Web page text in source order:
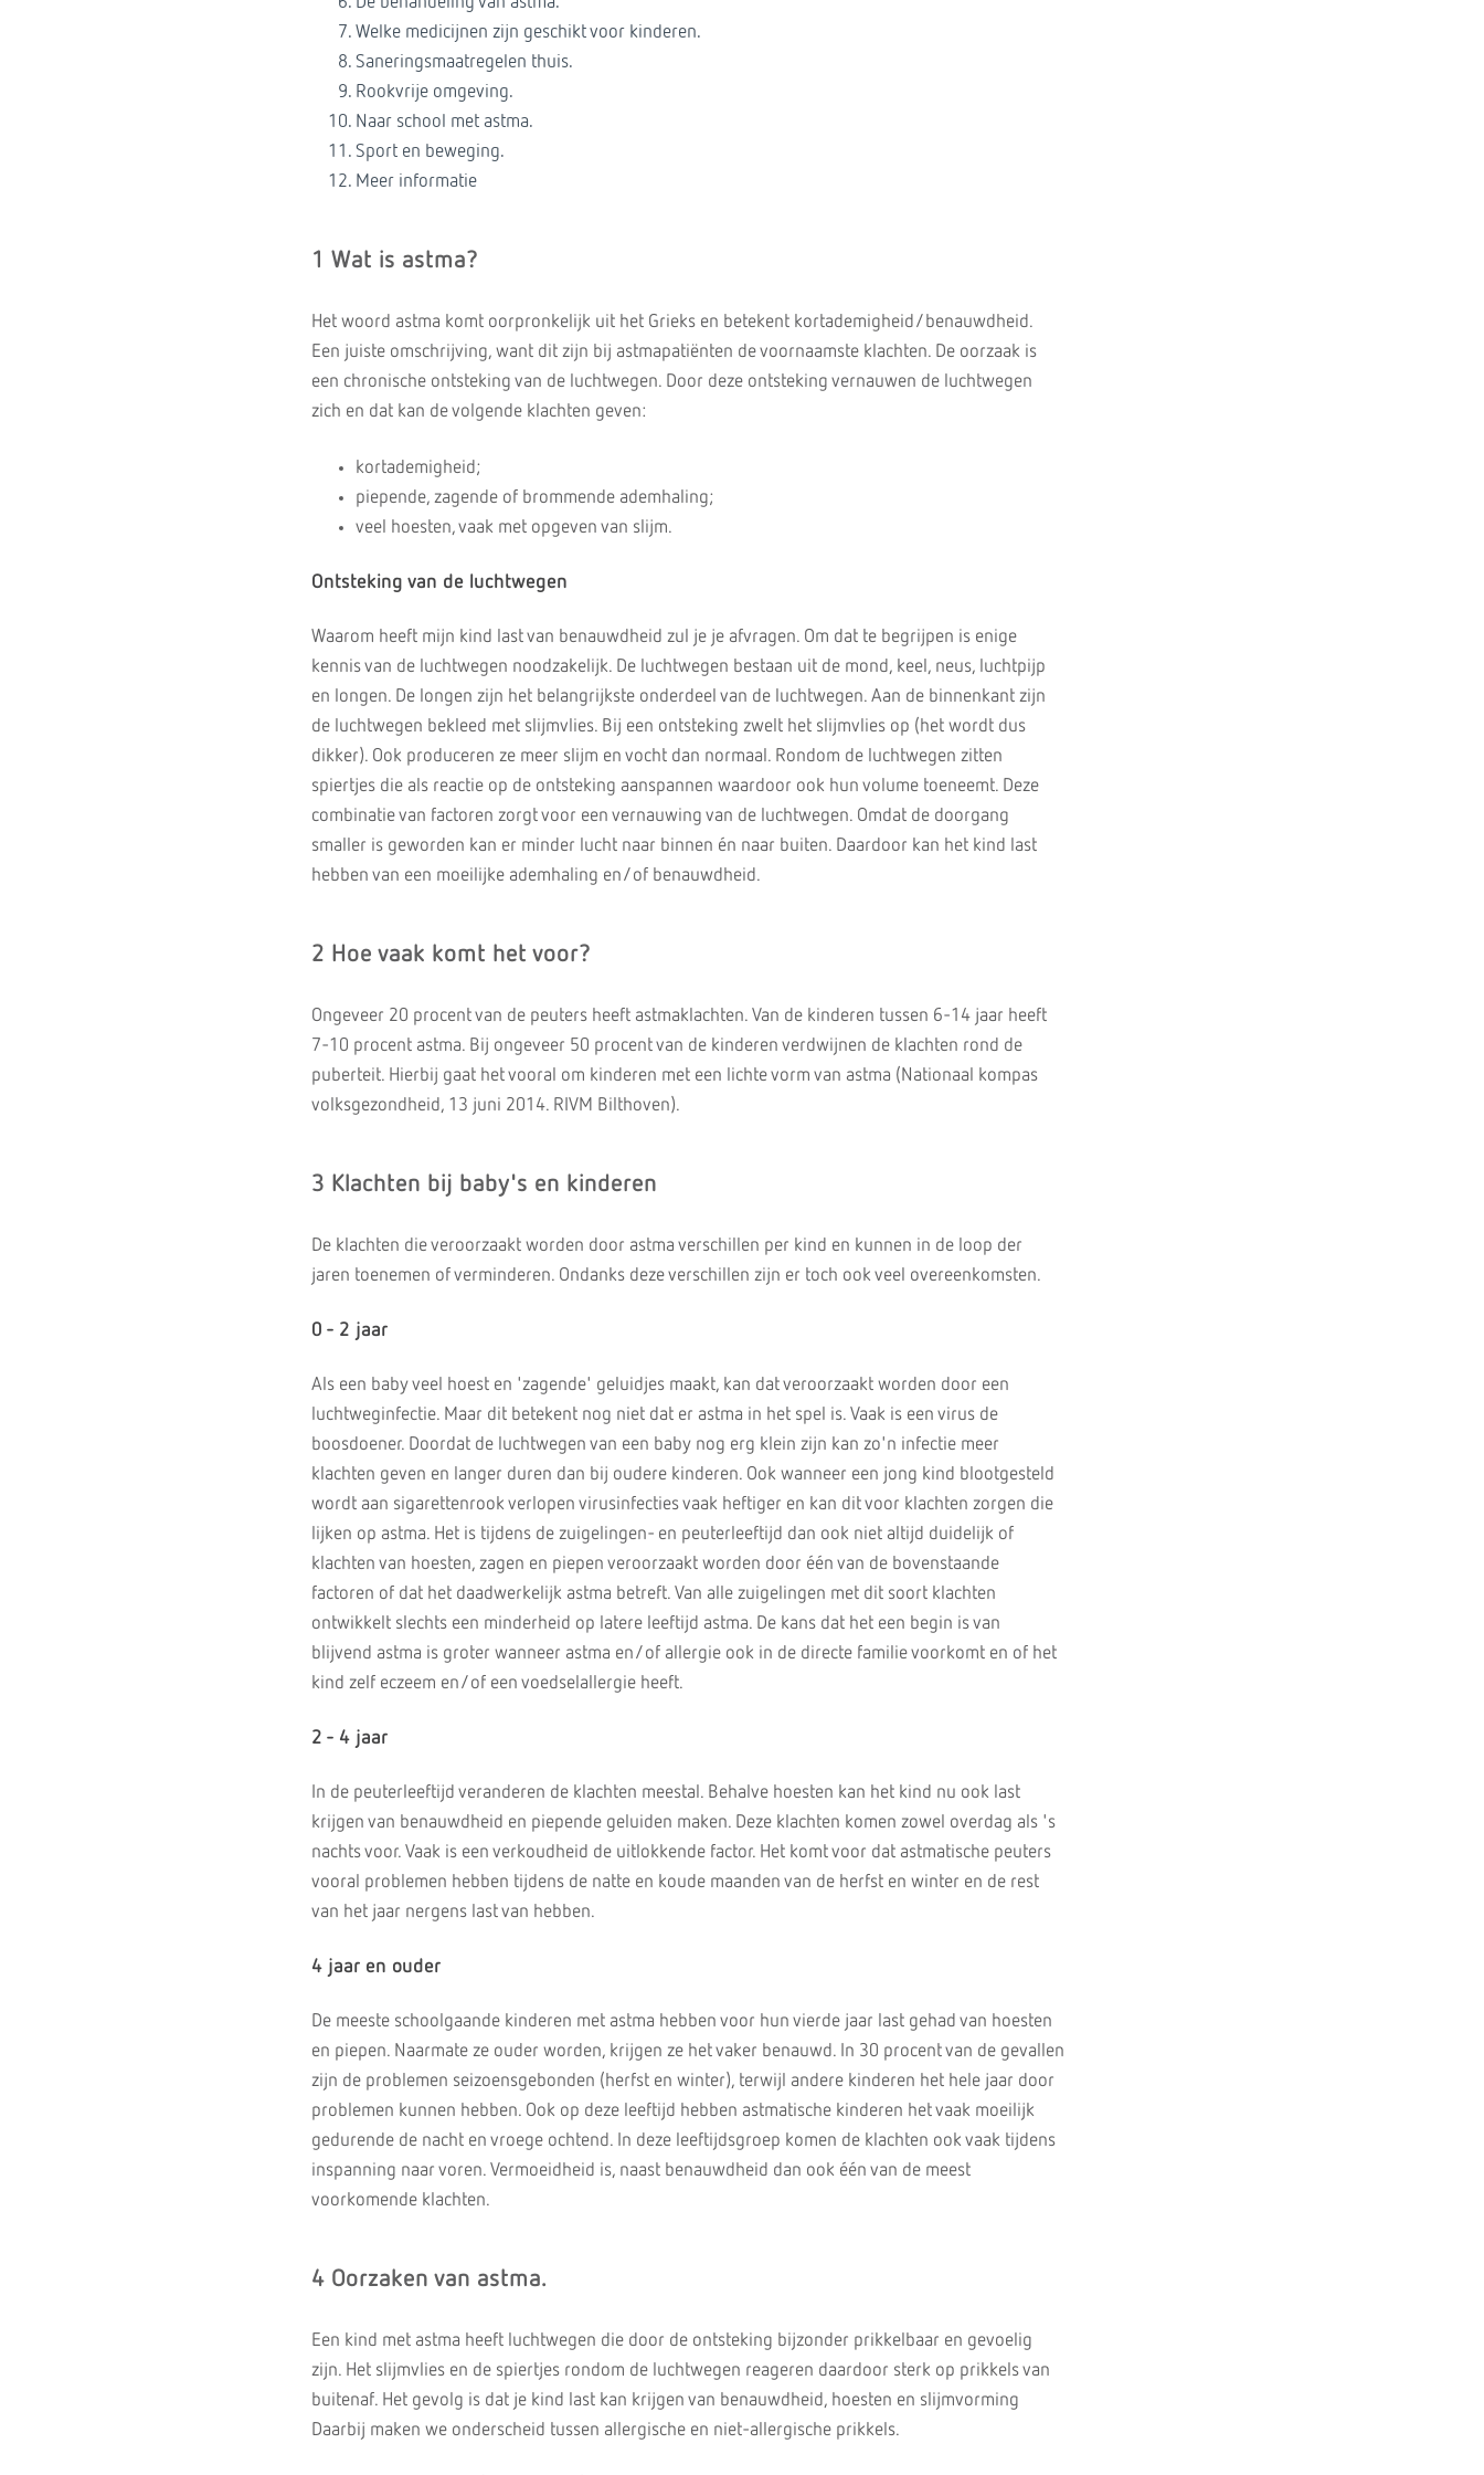
Welke medicijnen zijn geschikt voor kinderen.
Saneringsmaatregelen thuis.
Rookvrije omgeving.
Naar school met astma.
Sport en beweging.
Meer informatie
1 Wat is astma?
Het woord astma komt oorpronkelijk uit het Grieks en betekent kortademigheid/benauwdheid.
Een juiste omschrijving, want dit zijn bij astmapatiënten de voornaamste klachten. De oorzaak is
een chronische ontsteking van de luchtwegen. Door deze ontsteking vernauwen de luchtwegen
zich en dat kan de volgende klachten geven:
kortademigheid;
piepende, zagende of brommende ademhaling;
veel hoesten, vaak met opgeven van slijm.
Ontsteking van de luchtwegen
Waarom heeft mijn kind last van benauwdheid zul je je afvragen. Om dat te begrijpen is enige
kennis van de luchtwegen noodzakelijk. De luchtwegen bestaan uit de mond, keel, neus, luchtpijp
en longen. De longen zijn het belangrijkste onderdeel van de luchtwegen. Aan de binnenkant zijn
de luchtwegen bekleed met slijmvlies. Bij een ontsteking zwelt het slijmvlies op (het wordt dus
dikker). Ook produceren ze meer slijm en vocht dan normaal. Rondom de luchtwegen zitten
spiertjes die als reactie op de ontsteking aanspannen waardoor ook hun volume toeneemt. Deze
combinatie van factoren zorgt voor een vernauwing van de luchtwegen. Omdat de doorgang
smaller is geworden kan er minder lucht naar binnen én naar buiten. Daardoor kan het kind last
hebben van een moeilijke ademhaling en/of benauwdheid.
2 Hoe vaak komt het voor?
Ongeveer 20 procent van de peuters heeft astmaklachten. Van de kinderen tussen 6-14 jaar heeft
7-10 procent astma. Bij ongeveer 50 procent van de kinderen verdwijnen de klachten rond de
puberteit. Hierbij gaat het vooral om kinderen met een lichte vorm van astma (Nationaal kompas
volksgezondheid, 13 juni 2014. RIVM Bilthoven).
3 Klachten bij baby's en kinderen
De klachten die veroorzaakt worden door astma verschillen per kind en kunnen in de loop der
jaren toenemen of verminderen. Ondanks deze verschillen zijn er toch ook veel overeenkomsten.
0 - 2 jaar
Als een baby veel hoest en 'zagende' geluidjes maakt, kan dat veroorzaakt worden door een
luchtweginfectie. Maar dit betekent nog niet dat er astma in het spel is. Vaak is een virus de
boosdoener. Doordat de luchtwegen van een baby nog erg klein zijn kan zo'n infectie meer
klachten geven en langer duren dan bij oudere kinderen. Ook wanneer een jong kind blootgesteld
wordt aan sigarettenrook verlopen virusinfecties vaak heftiger en kan dit voor klachten zorgen die
lijken op astma. Het is tijdens de zuigelingen- en peuterleeftijd dan ook niet altijd duidelijk of
klachten van hoesten, zagen en piepen veroorzaakt worden door één van de bovenstaande
factoren of dat het daadwerkelijk astma betreft. Van alle zuigelingen met dit soort klachten
ontwikkelt slechts een minderheid op latere leeftijd astma. De kans dat het een begin is van
blijvend astma is groter wanneer astma en/of allergie ook in de directe familie voorkomt en of het
kind zelf eczeem en/of een voedselallergie heeft.
2 - 4 jaar
In de peuterleeftijd veranderen de klachten meestal. Behalve hoesten kan het kind nu ook last
krijgen van benauwdheid en piepende geluiden maken. Deze klachten komen zowel overdag als 's
nachts voor. Vaak is een verkoudheid de uitlokkende factor. Het komt voor dat astmatische peuters
vooral problemen hebben tijdens de natte en koude maanden van de herfst en winter en de rest
van het jaar nergens last van hebben.
4 jaar en ouder
De meeste schoolgaande kinderen met astma hebben voor hun vierde jaar last gehad van hoesten
en piepen. Naarmate ze ouder worden, krijgen ze het vaker benauwd. In 30 procent van de gevallen
zijn de problemen seizoensgebonden (herfst en winter), terwijl andere kinderen het hele jaar door
problemen kunnen hebben. Ook op deze leeftijd hebben astmatische kinderen het vaak moeilijk
gedurende de nacht en vroege ochtend. In deze leeftijdsgroep komen de klachten ook vaak tijdens
inspanning naar voren. Vermoeidheid is, naast benauwdheid dan ook één van de meest
voorkomende klachten.
4 Oorzaken van astma.
Een kind met astma heeft luchtwegen die door de ontsteking bijzonder prikkelbaar en gevoelig
zijn. Het slijmvlies en de spiertjes rondom de luchtwegen reageren daardoor sterk op prikkels van
buitenaf. Het gevolg is dat je kind last kan krijgen van benauwdheid, hoesten en slijmvorming
Daarbij maken we onderscheid tussen allergische en niet-allergische prikkels.